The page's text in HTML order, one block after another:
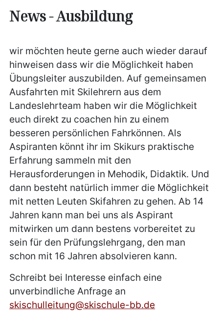
News - Ausbildung
wir möchten heute gerne auch wieder darauf
hinweisen dass wir die Möglichkeit haben
Übungsleiter auszubilden. Auf gemeinsamen
Ausfahrten mit Skilehrern aus dem
Landeslehrteam haben wir die Möglichkeit
euch direkt zu coachen hin zu einem
besseren persönlichen Fahrkönnen. Als
Aspiranten könnt ihr im Skikurs praktische
Erfahrung sammeln mit den
Herausforderungen in Mehodik, Didaktik. Und
dann besteht natürlich immer die Möglichkeit
mit netten Leuten Skifahren zu gehen. Ab 14
Jahren kann man bei uns als Aspirant
mitwirken um dann bestens vorbereitet zu
sein für den Prüfungslehrgang, den man
schon mit 16 Jahren absolvieren kann.
Schreibt bei Interesse einfach eine
unverbindliche Anfrage an
skischulleitung@skischule-bb.de